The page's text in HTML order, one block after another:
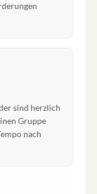
sind herzlich
Gruppe
nach